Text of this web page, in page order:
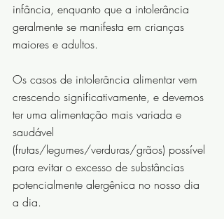
infância, enquanto que a intolerância
geralmente se manifesta em crianças
maiores e adultos.
Os casos de intolerância alimentar vem
crescendo significativamente, e devemos
ter uma alimentação mais variada e
saudável
(frutas/legumes/verduras/grãos) possível
para evitar o excesso de substâncias
potencialmente alergênica no nosso dia
a dia.